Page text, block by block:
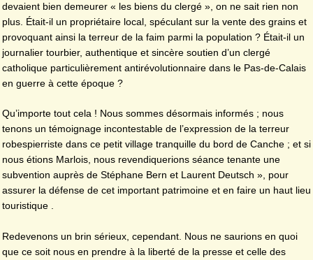
devaient bien demeurer « les biens du clergé », on ne sait rien non
plus. Était-il un propriétaire local, spéculant sur la vente des grains et
provoquant ainsi la terreur de la faim parmi la population ? Était-il un
journalier tourbier, authentique et sincère soutien d’un clergé
catholique particulièrement antirévolutionnaire dans le Pas-de-Calais
en guerre à cette époque ?
Qu’importe tout cela ! Nous sommes désormais informés ; nous
tenons un témoignage incontestable de l’expression de la terreur
robespierriste dans ce petit village tranquille du bord de Canche ; et si
nous étions Marlois, nous revendiquerions séance tenante une
subvention auprès de Stéphane Bern et Laurent Deutsch », pour
assurer la défense de cet important patrimoine et en faire un haut lieu
touristique .
Redevenons un brin sérieux, cependant. Nous ne saurions en quoi
que ce soit nous en prendre à la liberté de la presse et celle des